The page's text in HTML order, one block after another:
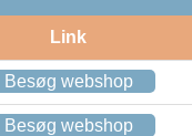
Link
Besøg webshop
Besøg webshop